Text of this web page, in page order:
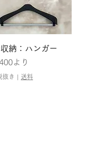
納：ハンガー
より
価格
抜き 送料